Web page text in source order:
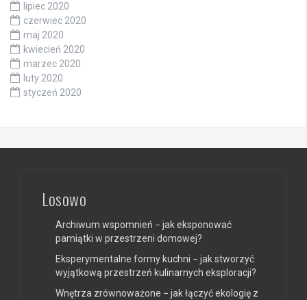
lipiec 2020
czerwiec 2020
maj 2020
kwiecień 2020
marzec 2020
luty 2020
styczeń 2020
Losowo
Archiwum wspomnień − jak eksponować
pamiątki w przestrzeni domowej?
Eksperymentalne formy kuchni − jak stworzyć
wyjątkową przestrzeń kulinarnych eksploracji?
Wnętrza zrównoważone − jak łączyć ekologię z